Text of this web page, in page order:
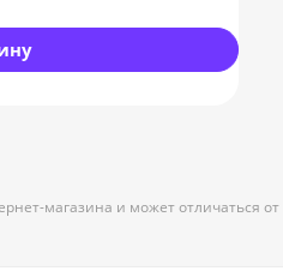
магазина и может отличаться от